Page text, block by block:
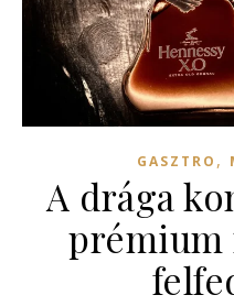
GASZTRO ,
A drága
prémium